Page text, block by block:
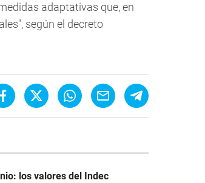
adaptativas que, en
según el decreto
los valores del Indec